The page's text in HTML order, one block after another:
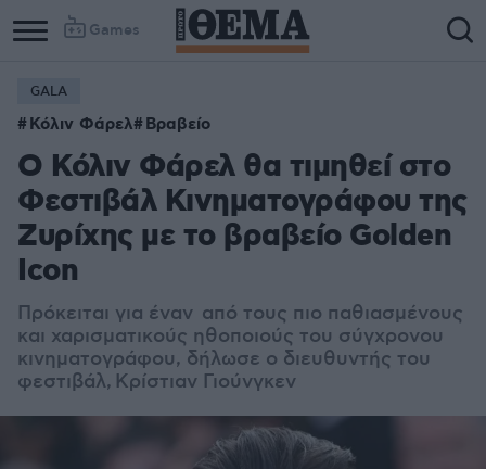
Games
GALA
Κόλιν Φάρελ Βραβείο
Ο Κόλιν Φάρελ θα τιμηθεί στο
Φεστιβάλ Κινηματογράφου της
Ζυρίχης με το βραβείο Golden
Icon
Πρόκειται για έναν από τους πιο παθιασμένους
και χαρισματικούς ηθοποιούς του σύγχρονου
κινηματογράφου, δήλωσε ο διευθυντής του
φεστιβάλ, Κρίστιαν Γιούνγκεν